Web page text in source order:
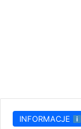
INFORMACJE